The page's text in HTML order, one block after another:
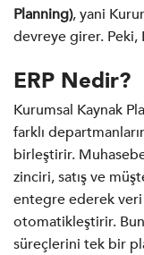
Planning), yani
devreye girer. Peki,
ERP Nedir?
Kurumsal Kaynak
farklı
birleştirir.
zinciri, satış ve
entegre ederek veri
otomatikleştirir.
süreçlerini tek bir